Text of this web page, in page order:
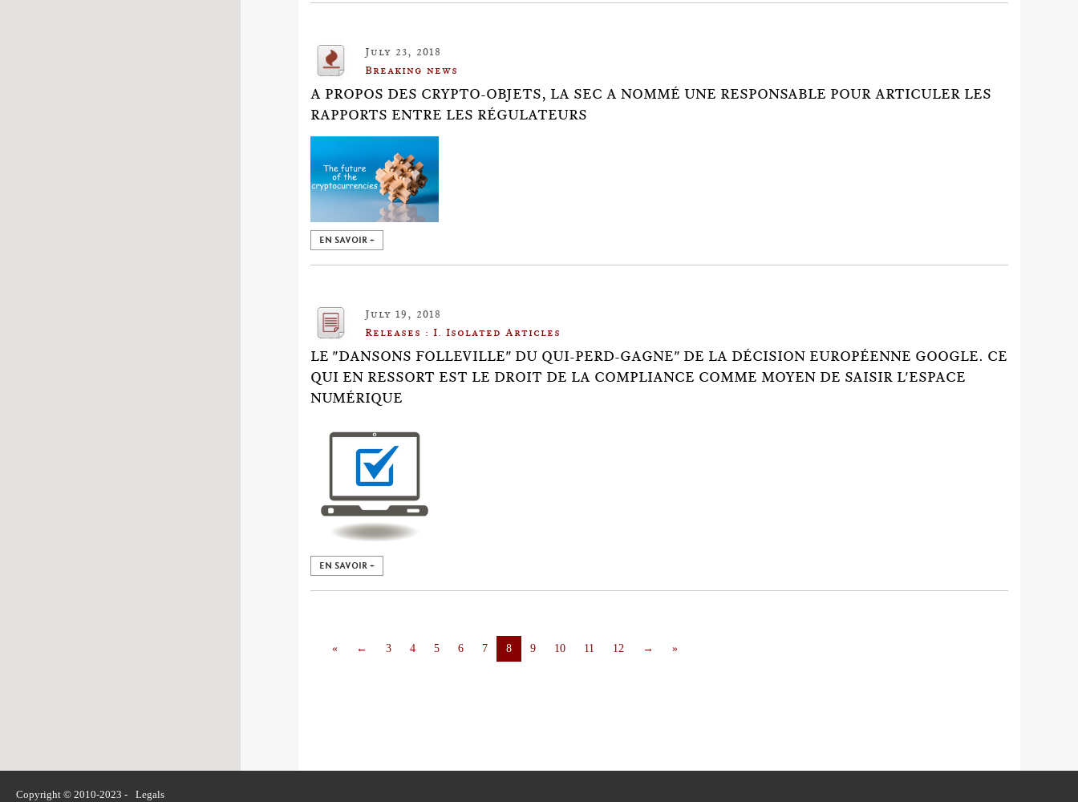
July 23, 2018
Breaking news
A PROPOS DES CRYPTO-OBJETS, LA SEC A NOMMÉ UNE RESPONSABLE POUR ARTICULER LES
RAPPORTS ENTRE LES RÉGULATEURS
EN SAVOIR +
July 19, 2018
Releases : I. Isolated Articles
LE "DANSONS FOLLEVILLE" DU QUI-PERD-GAGNE" DE LA DÉCISION EUROPÉENNE GOOGLE. CE
QUI EN RESSORT EST LE DROIT DE LA COMPLIANCE COMME MOYEN DE SAISIR L'ESPACE
NUMÉRIQUE
EN SAVOIR +
« ← 3 4 5 6 7 8 9 10 11 12 → »
Copyright © 2010-2023 - Legals